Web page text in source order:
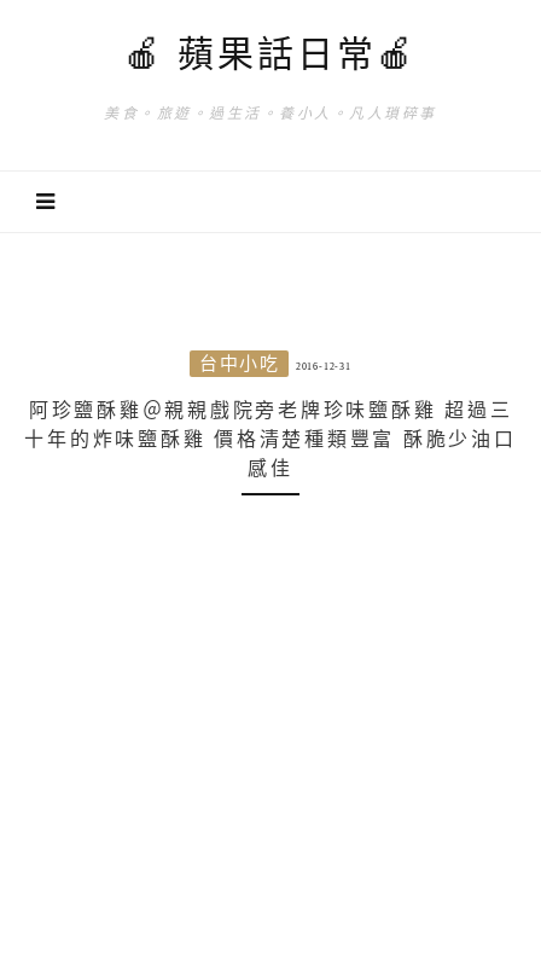
🍎 蘋果話日常🍎
美食。旅遊。過生活。養小人。凡人瑣碎事
台中小吃 2016-12-31
阿珍鹽酥雞＠親親戲院旁老牌珍味鹽酥雞 超過三
十年的炸味鹽酥雞 價格清楚種類豐富 酥脆少油口
感佳